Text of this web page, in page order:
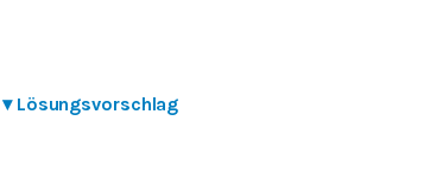
▾ Lösungsvorschlag